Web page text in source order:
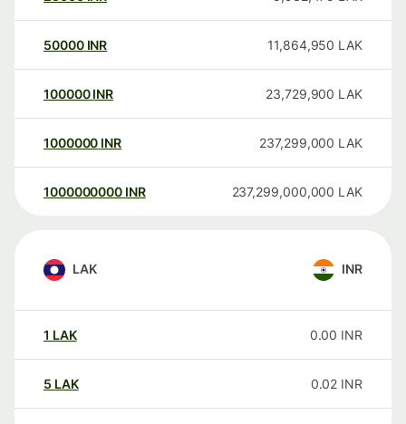
50000 INR 11,864,950 LAK
100000 INR 23,729,900 LAK
1000000 INR 237,299,000 LAK
1000000000 INR 237,299,000,000 LAK
LAK INR
1 LAK 0.00 INR
5 LAK 0.02 INR